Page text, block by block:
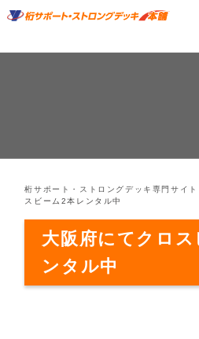
桁サポート・ストロングデッキ専門サイト
スビーム2本レンタル中
大阪府にてクロス
ンタル中